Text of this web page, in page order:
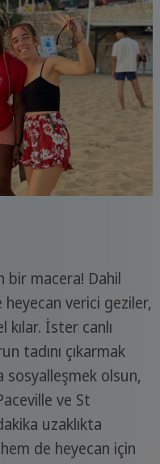
bir macera! Dahil
verici geziler,
İster canlı
tadını çıkarmak
sosyalleşmek olsun,
ve St
uzaklıkta
de heyecan için